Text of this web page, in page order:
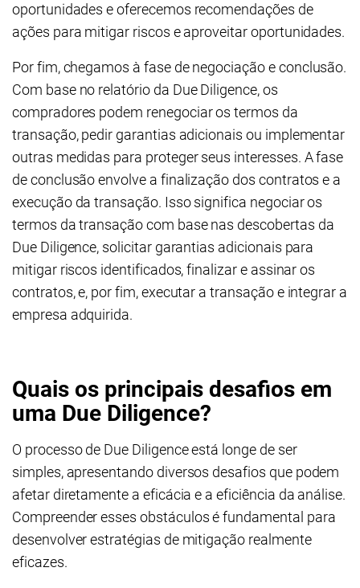
oportunidades e oferecemos recomendações de
ações para mitigar riscos e aproveitar oportunidades.
Por fim, chegamos à fase de negociação e conclusão.
Com base no relatório da Due Diligence, os
compradores podem renegociar os termos da
transação, pedir garantias adicionais ou implementar
outras medidas para proteger seus interesses. A fase
de conclusão envolve a finalização dos contratos e a
execução da transação. Isso significa negociar os
termos da transação com base nas descobertas da
Due Diligence, solicitar garantias adicionais para
mitigar riscos identificados, finalizar e assinar os
contratos, e, por fim, executar a transação e integrar a
empresa adquirida.
Quais os principais desafios em
uma Due Diligence?
O processo de Due Diligence está longe de ser
simples, apresentando diversos desafios que podem
afetar diretamente a eficácia e a eficiência da análise.
Compreender esses obstáculos é fundamental para
desenvolver estratégias de mitigação realmente
eficazes.